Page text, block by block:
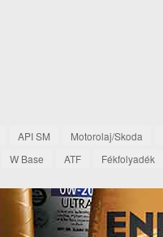
API SM Motorolaj/Skoda
W Base ATF Fékfolyadék